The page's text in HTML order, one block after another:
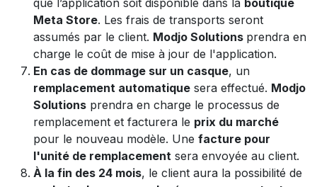
que l’application soit disponible dans la boutique
Meta Store. Les frais de transports seront
assumés par le client. Modjo Solutions prendra en
charge le coût de mise à jour de l'application.
En cas de dommage sur un casque, un
remplacement automatique sera effectué. Modjo
Solutions prendra en charge le processus de
remplacement et facturera le prix du marché
pour le nouveau modèle. Une facture pour
l'unité de remplacement sera envoyée au client.
À la fin des 24 mois, le client aura la possibilité de